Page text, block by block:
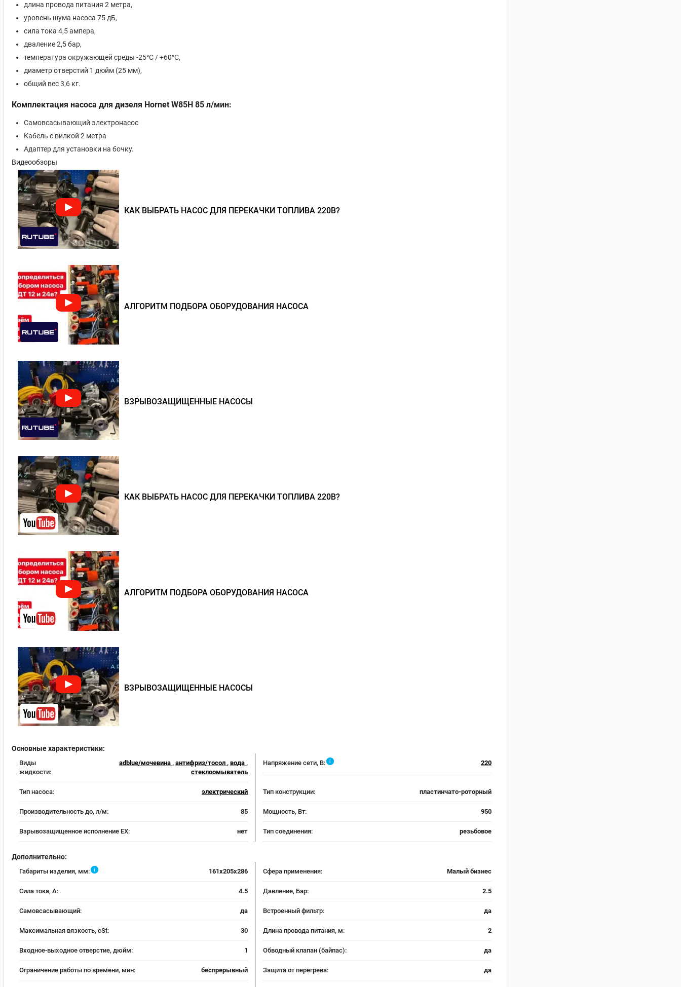
длина провода питания 2 метра,
уровень шума насоса 75 дБ,
сила тока 4,5 ампера,
дваление 2,5 бар,
температура окружающей среды -25°C / +60°C,
диаметр отверстий 1 дюйм (25 мм),
общий вес 3,6 кг.
Комплектация насоса для дизеля Hornet W85H 85 л/мин:
Самовсасывающий электронасос
Кабель с вилкой 2 метра
Адаптер для установки на бочку.
Видеообзоры
КАК ВЫБРАТЬ НАСОС ДЛЯ ПЕРЕКАЧКИ ТОПЛИВА 220В?
АЛГОРИТМ ПОДБОРА ОБОРУДОВАНИЯ НАСОСА
ВЗРЫВОЗАЩИЩЕННЫЕ НАСОСЫ
КАК ВЫБРАТЬ НАСОС ДЛЯ ПЕРЕКАЧКИ ТОПЛИВА 220В?
АЛГОРИТМ ПОДБОРА ОБОРУДОВАНИЯ НАСОСА
ВЗРЫВОЗАЩИЩЕННЫЕ НАСОСЫ
Основные характеристики:
Виды
жидкости:
adblue/мочевина , антифриз/тосол , вода ,
стеклоомыватель
Напряжение сети, В: i 220
Тип насоса: электрический Тип конструкции: пластинчато-роторный
Производительность до, л/м: 85 Мощность, Вт: 950
Взрывозащищенное исполнение EX: нет Тип соединения: резьбовое
Дополнительно:
Габариты изделия, мм: i 161x205x286 Сфера применения: Малый бизнес
Сила тока, А: 4.5 Давление, Бар: 2.5
Самовсасывающий: да Встроенный фильтр: да
Максимальная вязкость, cSt: 30 Длина провода питания, м: 2
Входное-выходное отверстие, дюйм: 1 Обводный клапан (байпас): да
Ограничение работы по времени, мин: беспрерывный Защита от перегрева: да